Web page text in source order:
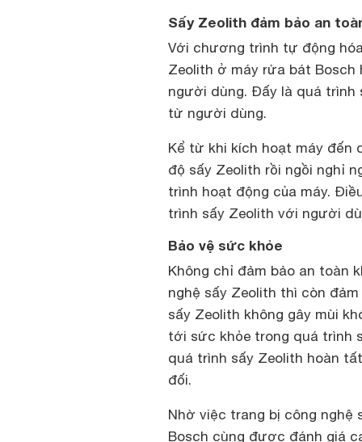
Sấy Zeolith đảm bảo an
Với chương trình tự động
Zeolith ở máy rửa bát Bosch
người dùng. Đấy là quá trình
từ người dùng.
Kể từ khi kích hoạt máy đến
độ sấy Zeolith rồi ngồi nghỉ
trình hoạt động của máy.
trình sấy Zeolith với người
Bảo vệ sức khỏe
Không chỉ đảm bảo an toàn
nghệ sấy Zeolith thì còn
sấy Zeolith không gây mùi
tới sức khỏe trong quá trình
quá trình sấy Zeolith hoàn
đối.
Nhờ việc trang bị công nghệ
Bosch cùng được đánh giá